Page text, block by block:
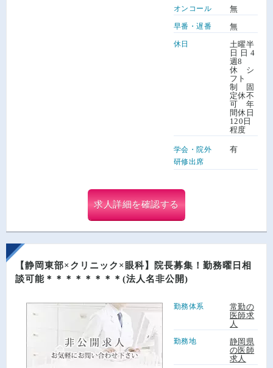
オンコール 無
早番・遅番 無
休日
土曜半
日 日 4
週8
休 シ
フト
制 固
定休不
可 年
間休日
120日
程度
学会・院外
研修出席
有
求人詳細を確認する
【静岡東部×クリニック×眼科】院長募集！勤務曜日相
談可能＊＊＊＊＊＊＊＊(法人名非公開)
勤務体系
常勤の
医師求
人
勤務地
静岡県
の医師
求人